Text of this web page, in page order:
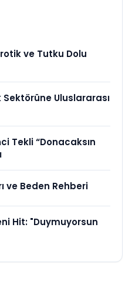
ve Tutku Dolu
Uluslararası
Tekli “Donacaksın
ve Beden Rehberi
Hit: "Duymuyorsun